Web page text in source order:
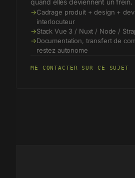
quand elles deviennent un frein.
→Cadrage produit + design +
interlocuteur
→Stack Vue 3 / Nuxt / Node /
→Documentation, transfert de
restez autonome
ME CONTACTER SUR CE SUJET